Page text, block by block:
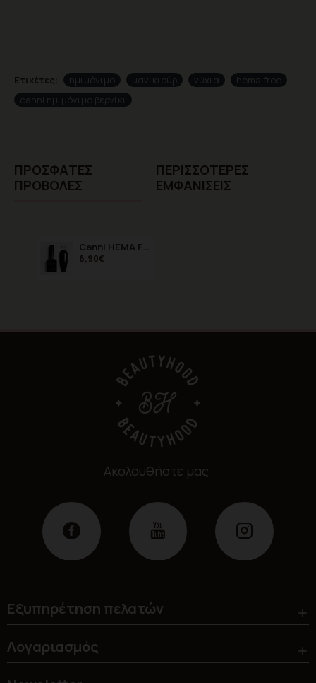
Ετικέτες: ημιμόνιμο μανικιούρ νύχια
hema free
canni ημιμόνιμο βερνίκι
ΠΡΌΣΦΑTΕΣ
ΠΡΟΒΟΛΈΣ
ΠΕΡΙΣΣΌΤΕΡΕΣ
ΕΜΦΑΝΊΣΕΙΣ
Canni HEMA FREE Black 9018 9ml
6,90€
Ακολουθήστε μας
Εξυπηρέτηση πελατών
Λογαριασμός